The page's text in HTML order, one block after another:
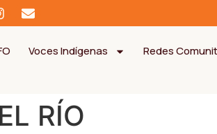
Voces Indígenas Redes
RÍO